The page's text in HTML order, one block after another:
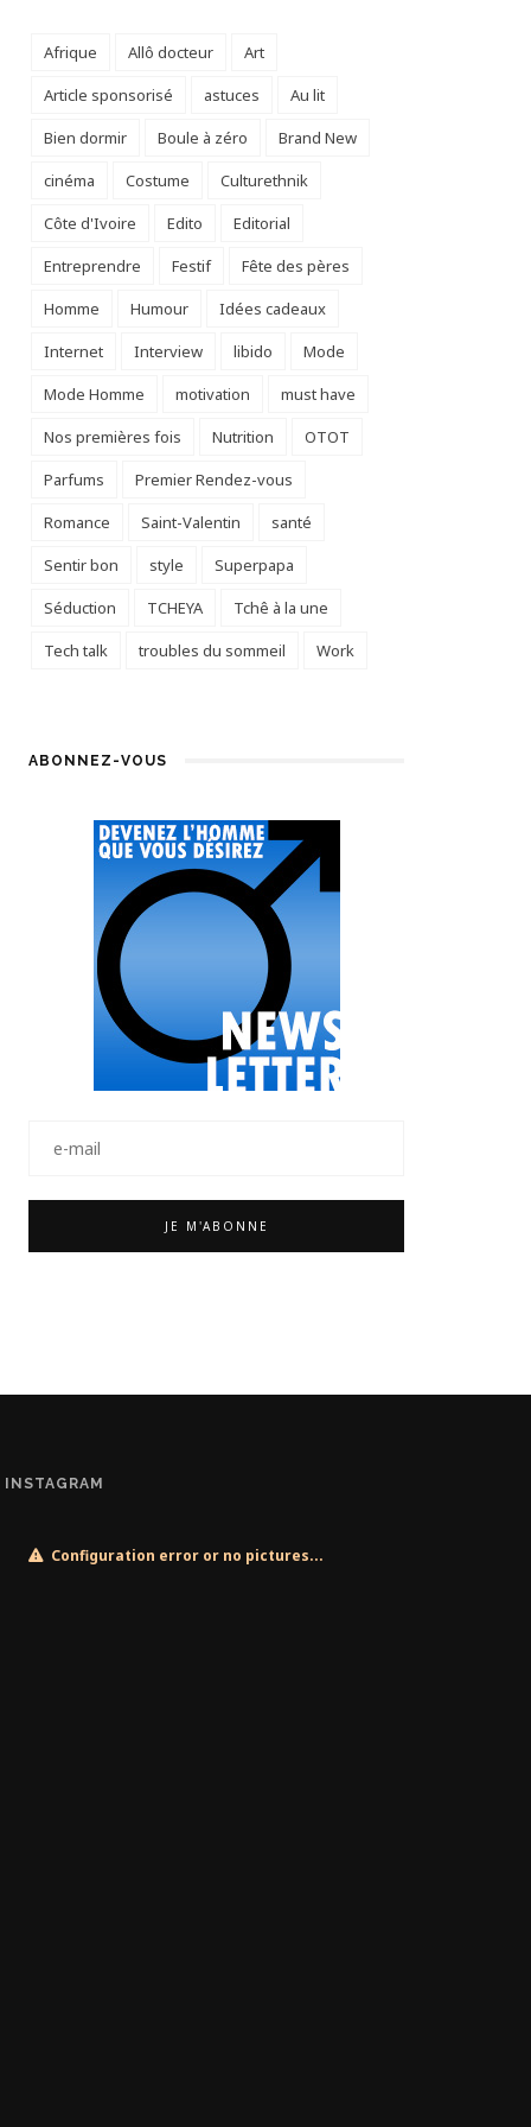
Afrique Allô docteur
Art
Article sponsorisé
astuces
Au lit
Bien dormir
Boule à zéro
Brand New
cinéma
Costume
Culturethnik
Côte d'Ivoire
Edito
Editorial
Entreprendre
Festif
Fête des pères
Homme
Humour
Idées cadeaux
Internet
Interview libido
Mode
Mode Homme
motivation
must have
Nos premières fois
Nutrition
OTOT
Parfums
Premier Rendez-vous
Romance
Saint-Valentin
santé
Sentir bon
style
Superpapa
Séduction
TCHEYA
Tchê à la une
Tech talk
troubles du sommeil Work
ABONNEZ-VOUS
INSTAGRAM
Configuration error or no pictures...